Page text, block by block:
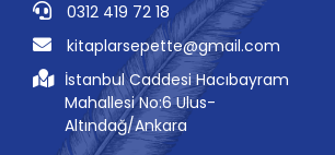
0312 419 72 18
kitaplarsepette@gmail.com
İstanbul Caddesi Hacıbayram
Mahallesi No:6 Ulus-
Altındağ/Ankara